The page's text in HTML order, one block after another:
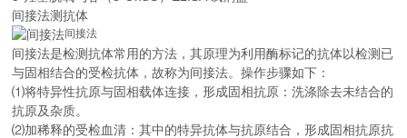
间接法测抗体
间接法
间接法是检测抗体常用的方法，其原理为利用酶标记的抗体以检测已
与固相结合的受检抗体，故称为间接法。操作步骤如下：
⑴将特异性抗原与固相载体连接，形成固相抗原：洗涤除去未结合的
抗原及杂质。
⑵加稀释的受检血清：其中的特异抗体与抗原结合，形成固相抗原抗